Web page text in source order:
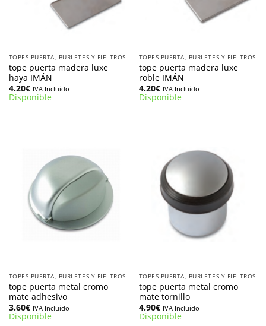
TOPES PUERTA, BURLETES Y FIELTROS
tope puerta madera luxe
haya IMÁN
4.20€ IVA Incluido
Disponible
TOPES PUERTA, BURLETES Y FIELTROS
tope puerta madera luxe
roble IMÁN
4.20€ IVA Incluido
Disponible
TOPES PUERTA, BURLETES Y FIELTROS
tope puerta metal cromo
mate adhesivo
3.60€ IVA Incluido
Disponible
TOPES PUERTA, BURLETES Y FIELTROS
tope puerta metal cromo
mate tornillo
4.90€ IVA Incluido
Disponible